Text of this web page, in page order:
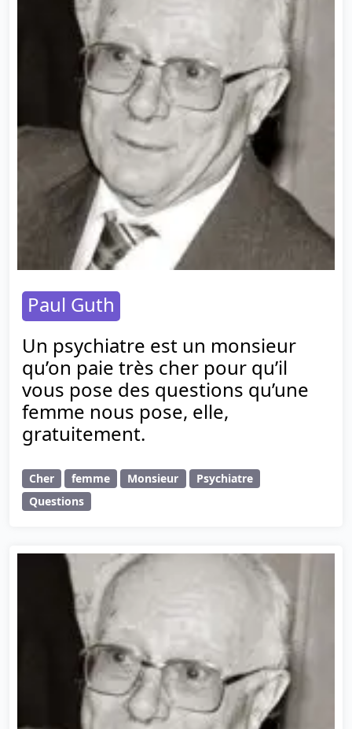
Paul Guth
Un psychiatre est un monsieur
qu’on paie très cher pour qu’il
vous pose des questions qu’une
femme nous pose, elle,
gratuitement.
Cher femme Monsieur
Psychiatre
Questions